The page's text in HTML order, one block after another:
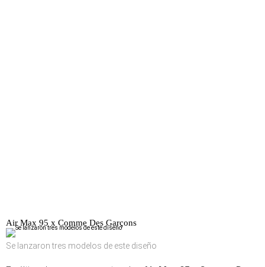
Air Max 95 x Comme Des Garçons
Se lanzaron tres modelos de este diseño